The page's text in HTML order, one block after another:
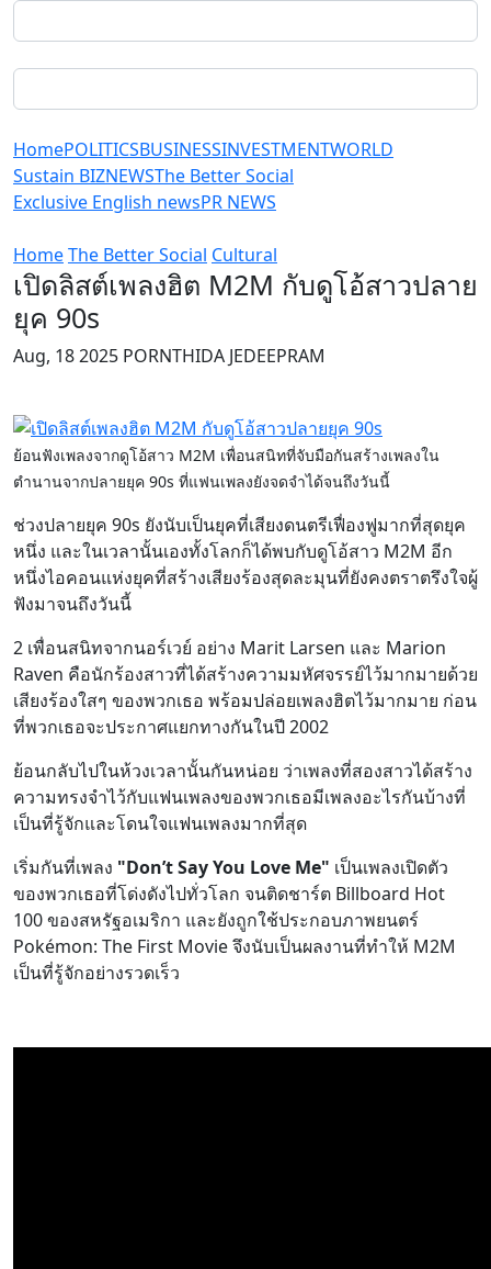
HomePOLITICSBUSINESSINVESTMENTWORLD
Sustain BIZNEWSThe Better Social
Exclusive English newsPR NEWS
HomeThe Better Social Cultural
เปิดลิสต์เพลงฮิต M2M กับดูโอ้สาวปลาย
ยุค 90s
Aug, 18 2025 PORNTHIDA JEDEEPRAM
ย้อนฟังเพลงจากดูโอ้สาว M2M เพื่อนสนิทที่จับมือกันสร้างเพลงใน
ตำนานจากปลายยุค 90s ที่แฟนเพลงยังจดจำได้จนถึงวันนี้
ช่วงปลายยุค 90s ยังนับเป็นยุคที่เสียงดนตรีเฟื่องฟูมากที่สุดยุค
หนึ่ง และในเวลานั้นเองทั้งโลกก็ได้พบกับดูโอ้สาว M2M อีก
หนึ่งไอคอนแห่งยุคที่สร้างเสียงร้องสุดละมุนที่ยังคงตราตรึงใจผู้
ฟังมาจนถึงวันนี้
2 เพื่อนสนิทจากนอร์เวย์ อย่าง Marit Larsen และ Marion
Raven คือนักร้องสาวที่ได้สร้างความมหัศจรรย์ไว้มากมายด้วย
เสียงร้องใสๆ ของพวกเธอ พร้อมปล่อยเพลงฮิตไว้มากมาย ก่อน
ที่พวกเธอจะประกาศแยกทางกันในปี 2002
ย้อนกลับไปในห้วงเวลานั้นกันหน่อย ว่าเพลงที่สองสาวได้สร้าง
ความทรงจำไว้กับแฟนเพลงของพวกเธอมีเพลงอะไรกันบ้างที่
เป็นที่รู้จักและโดนใจแฟนเพลงมากที่สุด
เริ่มกันที่เพลง "Don’t Say You Love Me" เป็นเพลงเปิดตัว
ของพวกเธอที่โด่งดังไปทั่วโลก จนติดชาร์ต Billboard Hot
100 ของสหรัฐอเมริกา และยังถูกใช้ประกอบภาพยนตร์
Pokémon: The First Movie จึงนับเป็นผลงานที่ทำให้ M2M
เป็นที่รู้จักอย่างรวดเร็ว